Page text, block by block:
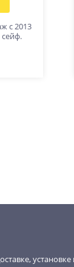
с 2013